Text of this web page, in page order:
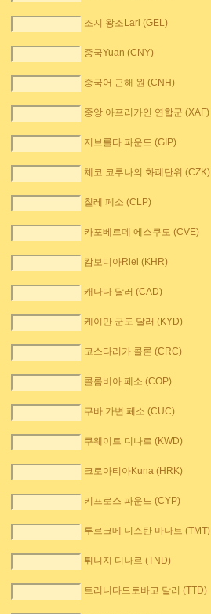
조지 왕조Lari (GEL)
중국Yuan (CNY)
중국어 근해 원 (CNH)
중앙 아프리카인 연합군 (XAF)
지브롤타 파운드 (GIP)
체코 코루나의 화폐단위 (CZK)
칠레 페소 (CLP)
카포베르데 에스쿠도 (CVE)
캄보디아Riel (KHR)
캐나다 달러 (CAD)
케이만 군도 달러 (KYD)
코스타리카 콜론 (CRC)
콜롬비아 페소 (COP)
쿠바 가변 페소 (CUC)
쿠웨이트 디나르 (KWD)
크로아티아Kuna (HRK)
키프로스 파운드 (CYP)
투르크메 니스탄 마나트 (TMT)
튀니지 디나르 (TND)
트리니다드토바고 달러 (TTD)